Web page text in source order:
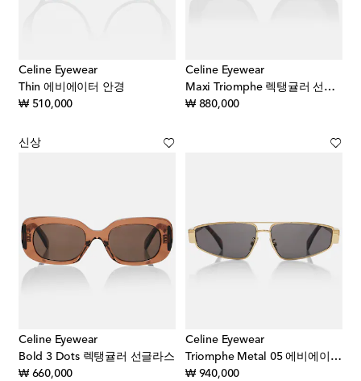
Celine Eyewear
Thin 에비에이터 안경
₩ 510,000original price
Celine Eyewear
Maxi Triomphe 렉탱귤러 선글라스
₩ 880,000original price
신상
Celine Eyewear
Bold 3 Dots 렉탱귤러 선글라스
₩ 660,000original price
Celine Eyewear
Triomphe Metal 05 에비에이터 선글라스
₩ 940,000original price